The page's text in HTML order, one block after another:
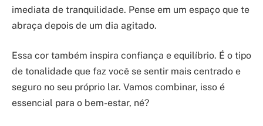
imediata de tranquilidade. Pense em um espaço que te
abraça depois de um dia agitado.
Essa cor também inspira confiança e equilíbrio. É o tipo
de tonalidade que faz você se sentir mais centrado e
seguro no seu próprio lar. Vamos combinar, isso é
essencial para o bem-estar, né?